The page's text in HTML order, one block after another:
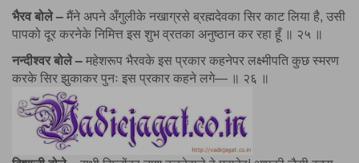
भैरव बोले –मैंने अपने अँगुलीके नखाग्रसे ब्रह्मदेवका सिर काट लिया है, उसी
पापको दूर करनेके निमित्त इस शुभ व्रतका अनुष्ठान कर रहा हूँ ॥ २५ ॥
नन्दीश्वर बोले –महेशरूप भैरवके इस प्रकार कहनेपर लक्ष्मीपति कुछ स्मरण
करके सिर झुकाकर पुनः इस प्रकार कहने लगे— ॥ २६ ॥